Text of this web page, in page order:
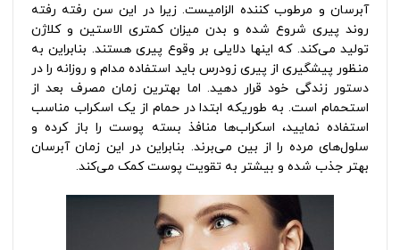
آبرسان و مرطوب کننده الزامیست. زیرا در این سن رفته رفته
روند پیری شروع شده و بدن میزان کمتری الاستین و کلاژن
تولید می‌کند. که اینها دلایلی بر وقوع پیری هستند. بنابراین به
منظور پیشگیری از پیری زودرس باید استفاده مدام و روزانه را در
دستور زندگی خود قرار دهید. اما بهترین زمان مصرف بعد از
استحمام است. به طوریکه ابتدا در حمام از یک اسکراب مناسب
استفاده نمایید، اسکراب‌ها منافذ بسته پوست را باز کرده و
سلول‌های مرده را از بین می‌برند. بنابراین در این زمان آبرسان
بهتر جذب شده و بیشتر به تقویت پوست کمک می‌کند.